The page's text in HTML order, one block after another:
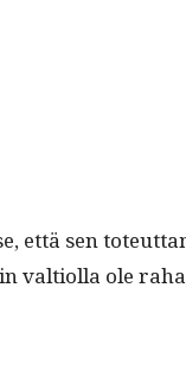
että sen
val­ti­ol­la ole